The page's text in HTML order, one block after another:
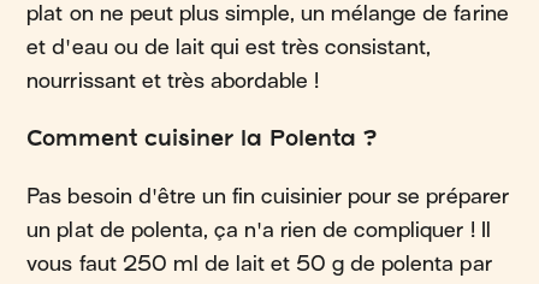
plat on ne peut plus simple, un mélange de farine
et d'eau ou de lait qui est très consistant,
nourrissant et très abordable !
Comment cuisiner la Polenta ?
Pas besoin d'être un fin cuisinier pour se préparer
un plat de polenta, ça n'a rien de compliquer ! Il
vous faut 250 ml de lait et 50 g de polenta par